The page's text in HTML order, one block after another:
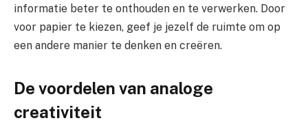
informatie beter te onthouden en te verwerken. Door
voor papier te kiezen, geef je jezelf de ruimte om op
een andere manier te denken en creëren.
De voordelen van analoge
creativiteit